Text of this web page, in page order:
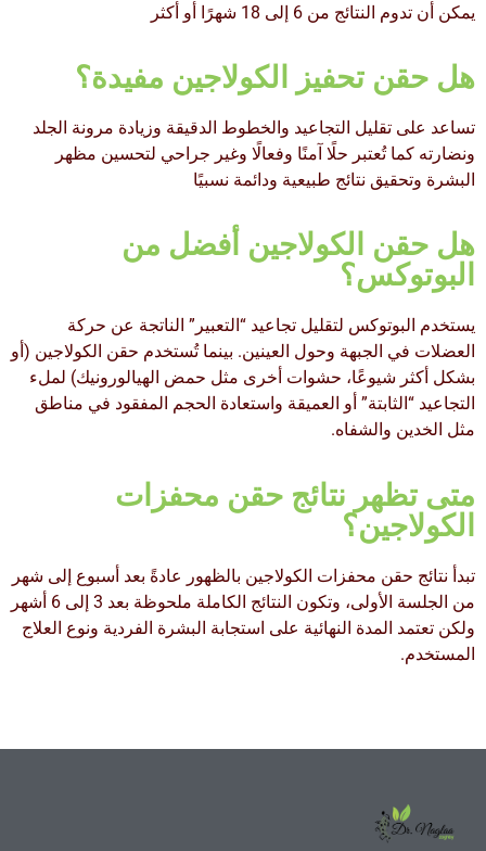
يمكن أن تدوم النتائج من 6 إلى 18 شهرًا أو أكثر
هل حقن تحفيز الكولاجين مفيدة؟
تساعد على تقليل التجاعيد والخطوط الدقيقة وزيادة مرونة الجلد
ونضارته كما تُعتبر حلًا آمنًا وفعالًا وغير جراحي لتحسين مظهر
البشرة وتحقيق نتائج طبيعية ودائمة نسبيًا
هل حقن الكولاجين أفضل من
البوتوكس؟
يستخدم البوتوكس لتقليل تجاعيد “التعبير” الناتجة عن حركة
العضلات في الجبهة وحول العينين. بينما تُستخدم حقن الكولاجين (أو
بشكل أكثر شيوعًا، حشوات أخرى مثل حمض الهيالورونيك) لملء
التجاعيد “الثابتة” أو العميقة واستعادة الحجم المفقود في مناطق
مثل الخدين والشفاه.
متى تظهر نتائج حقن محفزات
الكولاجين؟
تبدأ نتائج حقن محفزات الكولاجين بالظهور عادةً بعد أسبوع إلى شهر
من الجلسة الأولى، وتكون النتائج الكاملة ملحوظة بعد 3 إلى 6 أشهر
ولكن تعتمد المدة النهائية على استجابة البشرة الفردية ونوع العلاج
المستخدم.